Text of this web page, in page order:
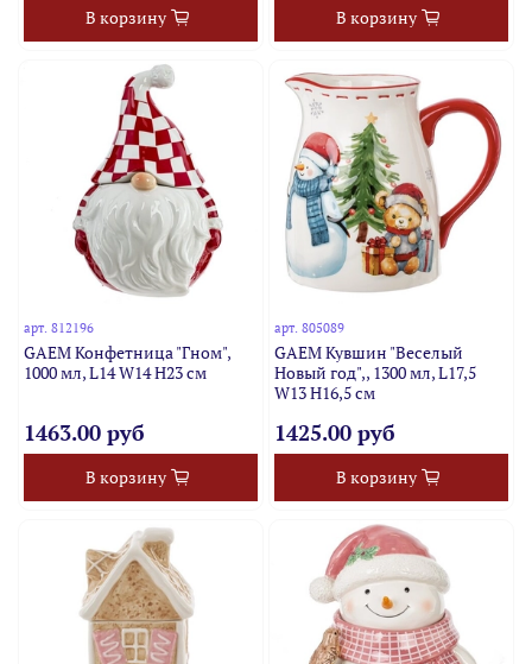
В корзину В корзину
арт.812196
GAEM Конфетница "Гном",
1000 мл, L14 W14 H23 см
1463.00 руб
В корзину
арт. 805089
GAEM Кувшин "Веселый
Новый год",, 1300 мл, L17,5
W13 H16,5 см
1425.00 руб
В корзину